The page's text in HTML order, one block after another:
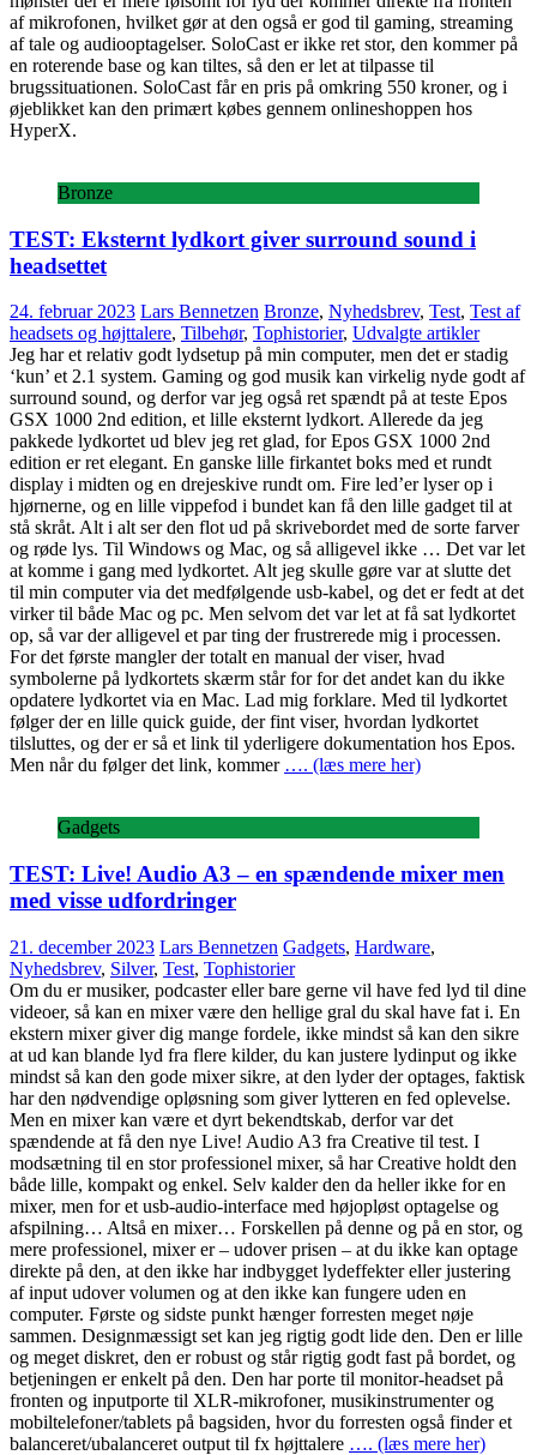
af mikrofonen, hvilket gør at den også er god til gaming, streaming
af tale og audiooptagelser. SoloCast er ikke ret stor, den kommer på
en roterende base og kan tiltes, så den er let at tilpasse til
brugssituationen. SoloCast får en pris på omkring 550 kroner, og i
øjeblikket kan den primært købes gennem onlineshoppen hos
HyperX.
Bronze
TEST: Eksternt lydkort giver surround sound i
headsettet
24. februar 2023 Lars Bennetzen Bronze, Nyhedsbrev, Test, Test af
headsets og højttalere, Tilbehør, Tophistorier, Udvalgte artikler
Jeg har et relativ godt lydsetup på min computer, men det er stadig
‘kun’ et 2.1 system. Gaming og god musik kan virkelig nyde godt af
surround sound, og derfor var jeg også ret spændt på at teste Epos
GSX 1000 2nd edition, et lille eksternt lydkort. Allerede da jeg
pakkede lydkortet ud blev jeg ret glad, for Epos GSX 1000 2nd
edition er ret elegant. En ganske lille firkantet boks med et rundt
display i midten og en drejeskive rundt om. Fire led’er lyser op i
hjørnerne, og en lille vippefod i bundet kan få den lille gadget til at
stå skråt. Alt i alt ser den flot ud på skrivebordet med de sorte farver
og røde lys. Til Windows og Mac, og så alligevel ikke … Det var let
at komme i gang med lydkortet. Alt jeg skulle gøre var at slutte det
til min computer via det medfølgende usb-kabel, og det er fedt at det
virker til både Mac og pc. Men selvom det var let at få sat lydkortet
op, så var der alligevel et par ting der frustrerede mig i processen.
For det første mangler der totalt en manual der viser, hvad
symbolerne på lydkortets skærm står for for det andet kan du ikke
opdatere lydkortet via en Mac. Lad mig forklare. Med til lydkortet
følger der en lille quick guide, der fint viser, hvordan lydkortet
tilsluttes, og der er så et link til yderligere dokumentation hos Epos.
Men når du følger det link, kommer …. (læs mere her)
Gadgets
TEST: Live! Audio A3 – en spændende mixer men
med visse udfordringer
21. december 2023 Lars Bennetzen Gadgets, Hardware,
Nyhedsbrev, Silver, Test, Tophistorier
Om du er musiker, podcaster eller bare gerne vil have fed lyd til dine
videoer, så kan en mixer være den hellige gral du skal have fat i. En
ekstern mixer giver dig mange fordele, ikke mindst så kan den sikre
at ud kan blande lyd fra flere kilder, du kan justere lydinput og ikke
mindst så kan den gode mixer sikre, at den lyder der optages, faktisk
har den nødvendige opløsning som giver lytteren en fed oplevelse.
Men en mixer kan være et dyrt bekendtskab, derfor var det
spændende at få den nye Live! Audio A3 fra Creative til test. I
modsætning til en stor professionel mixer, så har Creative holdt den
både lille, kompakt og enkel. Selv kalder den da heller ikke for en
mixer, men for et usb-audio-interface med højopløst optagelse og
afspilning… Altså en mixer… Forskellen på denne og på en stor, og
mere professionel, mixer er – udover prisen – at du ikke kan optage
direkte på den, at den ikke har indbygget lydeffekter eller justering
af input udover volumen og at den ikke kan fungere uden en
computer. Første og sidste punkt hænger forresten meget nøje
sammen. Designmæssigt set kan jeg rigtig godt lide den. Den er lille
og meget diskret, den er robust og står rigtig godt fast på bordet, og
betjeningen er enkelt på den. Den har porte til monitor-headset på
fronten og inputporte til XLR-mikrofoner, musikinstrumenter og
mobiltelefoner/tablets på bagsiden, hvor du forresten også finder et
balanceret/ubalanceret output til fx højttalere …. (læs mere her)